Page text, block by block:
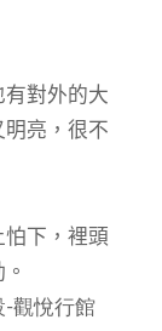
對外的大
明亮，很不
下，裡頭
-觀悅行館